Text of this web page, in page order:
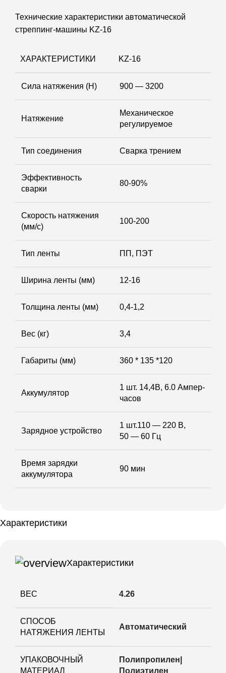
Технические характеристики автоматической
стреппинг-машины KZ-16
ХАРАКТЕРИСТИКИ KZ-16
Сила натяжения (Н) 900 — 3200
Натяжение
Механическое
регулируемое
Тип соединения Сварка трением
Эффективность
сварки
80-90%
Скорость натяжения
(мм/с)
100-200
Тип ленты ПП, ПЭТ
Ширина ленты (мм) 12-16
Толщина ленты (мм) 0,4-1,2
Вес (кг) 3,4
Габариты (мм) 360 * 135 *120
Аккумулятор
1 шт. 14,4В, 6.0 Ампер-
часов
Зарядное устройство
1 шт.110 — 220 В,
50 — 60 Гц
Время зарядки
аккумулятора
90 мин
Характеристики
Характеристики
ВЕС 4.26
СПОСОБ
НАТЯЖЕНИЯ ЛЕНТЫ
Автоматический
УПАКОВОЧНЫЙ
МАТЕРИАЛ
Полипропилен|
Полиэтилен